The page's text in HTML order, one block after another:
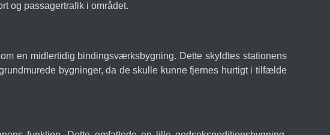
og passagertrafik i området.
en midlertidig bindingsværksbygning. Dette skyldtes stationens
bygninger, da de skulle kunne fjernes hurtigt i tilfælde